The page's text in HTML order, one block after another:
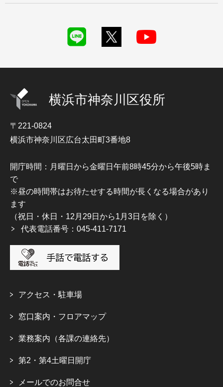
横浜市神奈川区役所
〒221-0824
横浜市神奈川区広台太田町3番地8
開庁時間：月曜日から金曜日午前8時45分から午後5時ま
で
※昼の時間帯はお待たせする時間が長くなる場合があり
ます
（祝日・休日・12月29日から1月3日を除く）
代表電話番号：045-411-7171
アクセス・駐車場
窓口案内・フロアマップ
業務案内（各課の連絡先）
第2・第4土曜日開庁
メールでのお問合せ